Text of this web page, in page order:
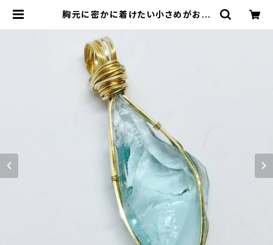
胸元に密かに着けたい小さめがお好
【世界で1つだけのアンダラクリスタル
ジュエリー】＜16KGP喜平ネックレス
50㎝＞付き | アンダラクリスタル &
天然石ジュエリー*Cosmic Twinkl
e Drops *